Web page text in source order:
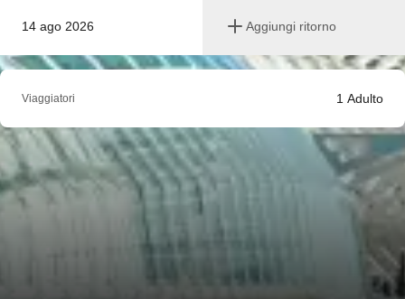
14 ago 2026 Aggiungi ritorno
Viaggiatori 1 Adulto